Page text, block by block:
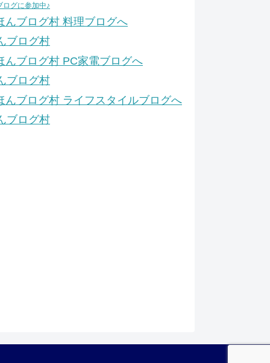
ログに参加中♪
ブログ村
ブログ村
ブログ村